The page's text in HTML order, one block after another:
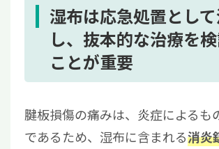
湿布は応急処置とし
し、抜本的な治療を
ことが重要
腱板損傷の痛みは、炎症によるも
であるため、湿布に含まれる消炎